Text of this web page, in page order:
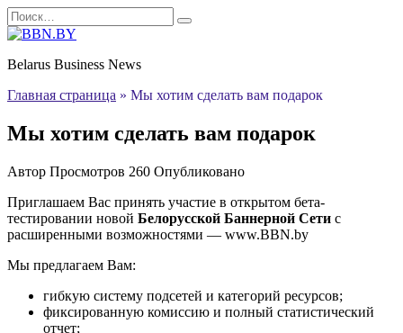
Перейти
к
Search
for:
Belarus Business News
Главная страница » Мы хотим сделать вам подарок
Мы хотим сделать вам подарок
Автор Просмотров 260 Опубликовано
Приглашаем Вас принять участие в открытом бета-
тестировании новой Белорусской Баннерной Сети с
расширенными возможностями — www.BBN.by
Мы предлагаем Вам:
гибкую систему подсетей и категорий ресурсов;
фиксированную комиссию и полный статистический
отчет;